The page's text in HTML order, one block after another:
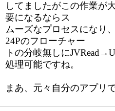
してましたがこの作業が
要になるならス
ムーズなプロセスになり
24Pのフローチャー
トの分岐無しに
処理可能ですね。
まあ、元々自分のアプリ